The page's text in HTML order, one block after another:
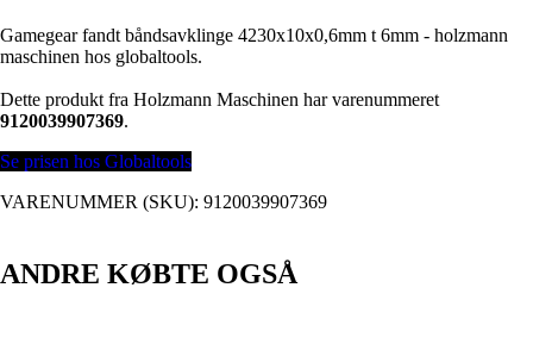
Gamegear fandt båndsavklinge 4230x10x0,6mm t 6mm - holzmann
maschinen hos globaltools.
Dette produkt fra Holzmann Maschinen har varenummeret
9120039907369.
Se prisen hos Globaltools
VARENUMMER (SKU): 9120039907369
ANDRE KØBTE OGSÅ